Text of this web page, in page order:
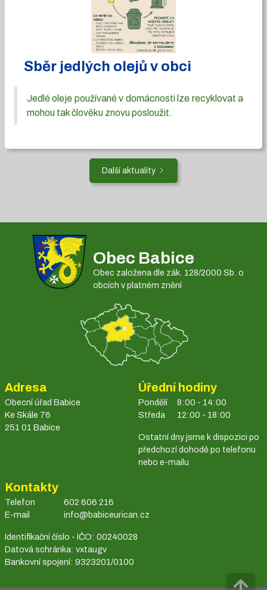
Sběr jedlých olejů v obci
Jedlé oleje používané v domácnosti lze recyklovat a
mohou tak člověku znovu posloužit.
Další aktuality
Obec Babice
Obec založena dle zák. 128/2000 Sb. o
obcích v platném znění
Adresa
Obecní úřad Babice
Ke Skále 76
251 01 Babice
Úřední hodiny
Pondělí
Středa
8:00 - 14:00
12:00 - 18:00
Ostatní dny jsme k dispozici po
předchozí dohodě po telefonu
nebo e-mailu
Kontakty
Telefon
E-mail
602 606 216
info@babiceurican.cz
Identifikační číslo - IČO: 00240028
Datová schránka: vxtaugv
Bankovní spojení: 9323201/0100